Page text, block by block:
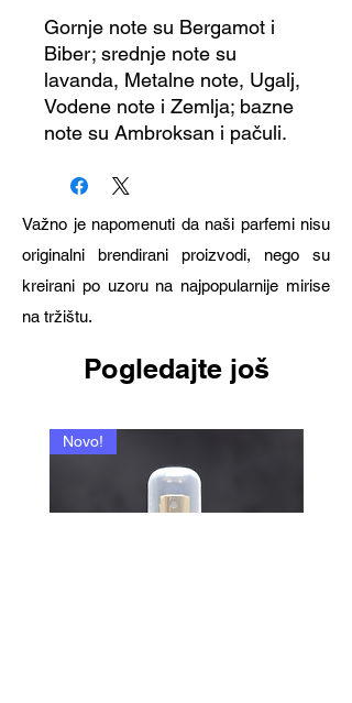
Gornje note su Bergamot i
Biber; srednje note su
lavanda, Metalne note, Ugalj,
Vodene note i Zemlja; bazne
note su Ambroksan i pačuli.
Važno je napomenuti da naši parfemi nisu
originalni brendirani proizvodi, nego su
kreirani po uzoru na najpopularnije mirise
na tržištu.
Pogledajte još
Novo!